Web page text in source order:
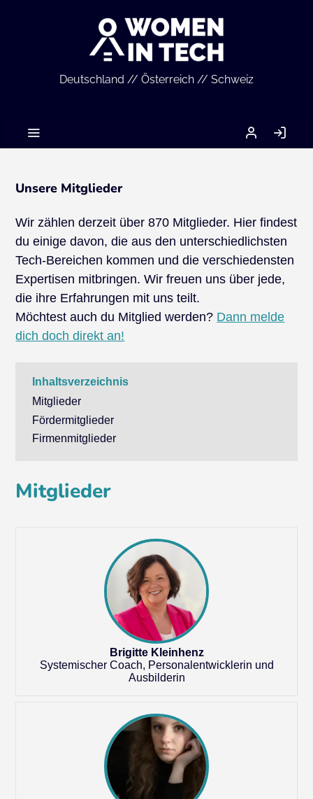
Deutschland // Österreich // Schweiz
MEIN
ACCOUNT
Unsere Mitglieder
Wir zählen derzeit über 870 Mitglieder. Hier findest
du einige davon, die aus den unterschiedlichsten
Tech-Bereichen kommen und die verschiedensten
Expertisen mitbringen. Wir freuen uns über jede,
die ihre Erfahrungen mit uns teilt.
Möchtest auch du Mitglied werden? Dann melde
dich doch direkt an!
Inhaltsverzeichnis
Mitglieder
Fördermitglieder
Firmenmitglieder
Mitglieder
Brigitte Kleinhenz
Systemischer Coach, Personalentwicklerin und
Ausbilderin